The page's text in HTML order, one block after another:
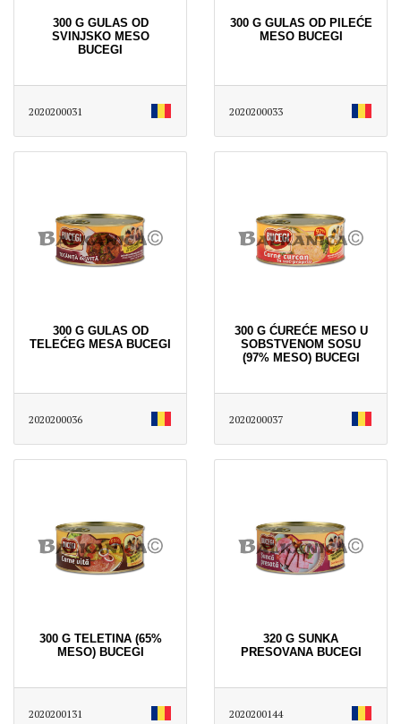
300 G GULAS OD
SVINJSKO MESO
BUCEGI
2020200031
300 G GULAS OD PILEĆE
MESO BUCEGI
2020200033
300 G GULAS OD
TELEĆEG MESA BUCEGI
2020200036
300 G ĆUREĆE MESO U
SOBSTVENOM SOSU
(97% MESO) BUCEGI
2020200037
300 G TELETINA (65%
MESO) BUCEGI
2020200131
320 G SUNKA
PRESOVANA BUCEGI
2020200144